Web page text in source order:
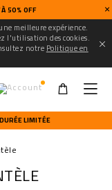
50% OFF
meilleure expérience.
l'utilisation des cookies.
notre Politique en
LIMITÉE